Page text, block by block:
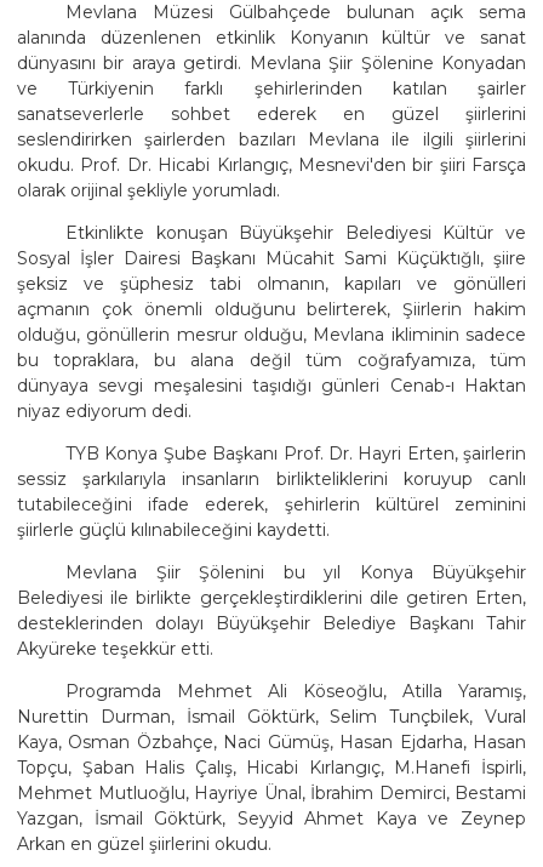
Mevlana Müzesi Gülbahçede bulunan açık sema
alanında düzenlenen etkinlik Konyanın kültür ve sanat
dünyasını bir araya getirdi. Mevlana Şiir Şölenine Konyadan
ve Türkiyenin farklı şehirlerinden katılan şairler
sanatseverlerle sohbet ederek en güzel şiirlerini
seslendirirken şairlerden bazıları Mevlana ile ilgili şiirlerini
okudu. Prof. Dr. Hicabi Kırlangıç, Mesnevi'den bir şiiri Farsça
olarak orijinal şekliyle yorumladı.
Etkinlikte konuşan Büyükşehir Belediyesi Kültür ve
Sosyal İşler Dairesi Başkanı Mücahit Sami Küçüktığlı, şiire
şeksiz ve şüphesiz tabi olmanın, kapıları ve gönülleri
açmanın çok önemli olduğunu belirterek, Şiirlerin hakim
olduğu, gönüllerin mesrur olduğu, Mevlana ikliminin sadece
bu topraklara, bu alana değil tüm coğrafyamıza, tüm
dünyaya sevgi meşalesini taşıdığı günleri Cenab-ı Haktan
niyaz ediyorum dedi.
TYB Konya Şube Başkanı Prof. Dr. Hayri Erten, şairlerin
sessiz şarkılarıyla insanların birlikteliklerini koruyup canlı
tutabileceğini ifade ederek, şehirlerin kültürel zeminini
şiirlerle güçlü kılınabileceğini kaydetti.
Mevlana Şiir Şölenini bu yıl Konya Büyükşehir
Belediyesi ile birlikte gerçekleştirdiklerini dile getiren Erten,
desteklerinden dolayı Büyükşehir Belediye Başkanı Tahir
Akyüreke teşekkür etti.
Programda Mehmet Ali Köseoğlu, Atilla Yaramış,
Nurettin Durman, İsmail Göktürk, Selim Tunçbilek, Vural
Kaya, Osman Özbahçe, Naci Gümüş, Hasan Ejdarha, Hasan
Topçu, Şaban Halis Çalış, Hicabi Kırlangıç, M.Hanefi İspirli,
Mehmet Mutluoğlu, Hayriye Ünal, İbrahim Demirci, Bestami
Yazgan, İsmail Göktürk, Seyyid Ahmet Kaya ve Zeynep
Arkan en güzel şiirlerini okudu.